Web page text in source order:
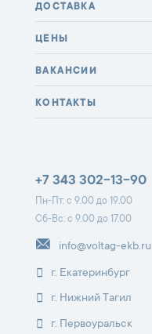
ДОСТАВКА
ЦЕНЫ
ВАКАНСИИ
КОНТАКТЫ
+7 343 302-13-90
Пн-Пт: с 9.00 до 19.00
Сб-Вс: с 9.00 до 17.00
info@voltag-ekb.ru
г. Екатеринбург
г. Нижний Тагил
г. Первоуральск